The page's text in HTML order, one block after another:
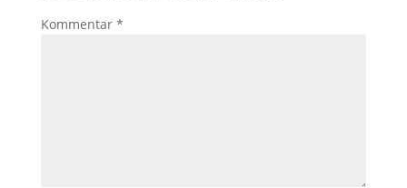
Kommentar *